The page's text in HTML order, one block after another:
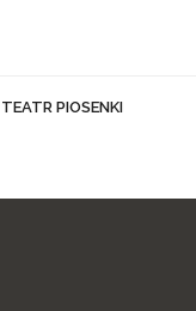
TEATR PIOSENKI